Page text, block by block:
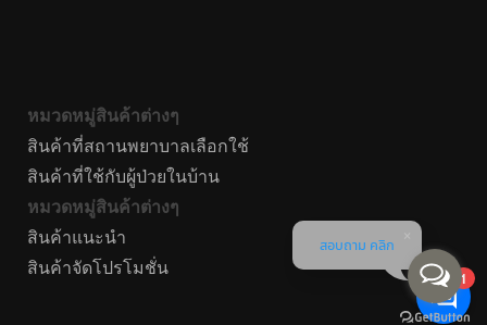
หมวดหมู่สินค้าต่างๆ
สินค้าที่สถานพยาบาลเลือกใช้
สินค้าที่ใช้กับผู้ป่วยในบ้าน
หมวดหมู่สินค้าต่างๆ
สินค้าแนะนำ
สินค้าจัดโปรโมชั่น
1
สอบถาม คลิก